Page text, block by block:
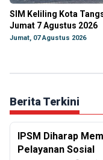
SIM Keliling Kota
Jumat 7 Agustus 2026
Jumat, 07 Agustus 2026
Berita Terkini
IPSM Diharap
Pelayanan Sosial